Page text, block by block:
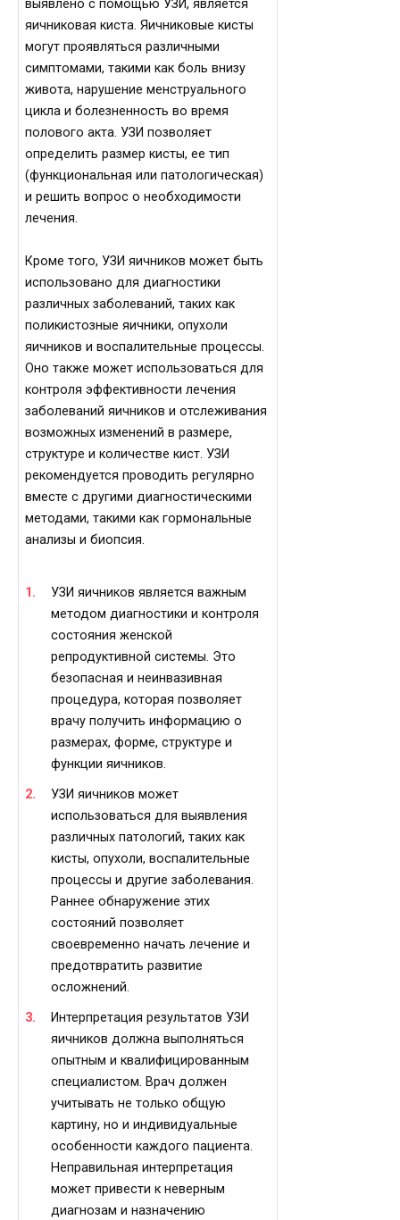
выявлено с помощью УЗИ, является
яичниковая киста. Яичниковые кисты
могут проявляться различными
симптомами, такими как боль внизу
живота, нарушение менструального
цикла и болезненность во время
полового акта. УЗИ позволяет
определить размер кисты, ее тип
(функциональная или патологическая)
и решить вопрос о необходимости
лечения.
Кроме того, УЗИ яичников может быть
использовано для диагностики
различных заболеваний, таких как
поликистозные яичники, опухоли
яичников и воспалительные процессы.
Оно также может использоваться для
контроля эффективности лечения
заболеваний яичников и отслеживания
возможных изменений в размере,
структуре и количестве кист. УЗИ
рекомендуется проводить регулярно
вместе с другими диагностическими
методами, такими как гормональные
анализы и биопсия.
УЗИ яичников является важным
методом диагностики и контроля
состояния женской
репродуктивной системы. Это
безопасная и неинвазивная
процедура, которая позволяет
врачу получить информацию о
размерах, форме, структуре и
функции яичников.
УЗИ яичников может
использоваться для выявления
различных патологий, таких как
кисты, опухоли, воспалительные
процессы и другие заболевания.
Раннее обнаружение этих
состояний позволяет
своевременно начать лечение и
предотвратить развитие
осложнений.
Интерпретация результатов УЗИ
яичников должна выполняться
опытным и квалифицированным
специалистом. Врач должен
учитывать не только общую
картину, но и индивидуальные
особенности каждого пациента.
Неправильная интерпретация
может привести к неверным
диагнозам и назначению